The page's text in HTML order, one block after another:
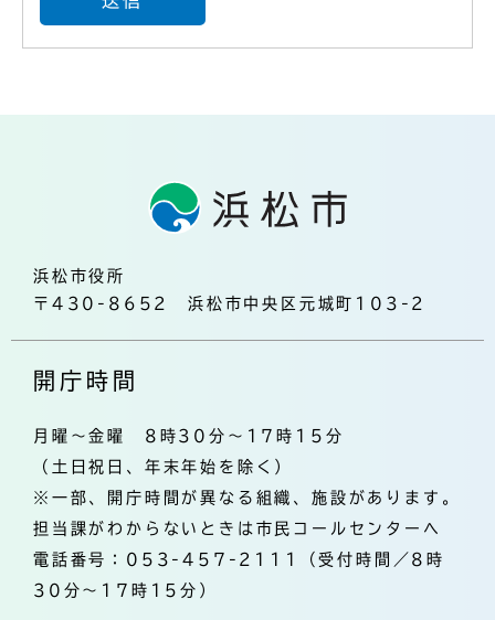
浜松市役所
〒430-8652 浜松市中央区元城町103-2
開庁時間
月曜～金曜 8時30分～17時15分
（土日祝日、年末年始を除く）
※一部、開庁時間が異なる組織、施設があります。
担当課がわからないときは市民コールセンターへ
電話番号：053-457-2111（受付時間／8時
30分～17時15分）